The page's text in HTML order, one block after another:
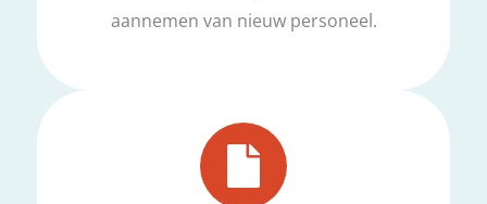
aannemen van nieuw personeel.